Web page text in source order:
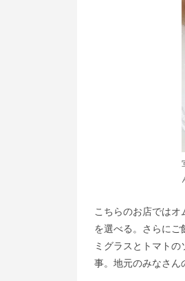
こちらのお店では
を選べる。さらにご
ミグラスとトマト
事。地元のみなさん